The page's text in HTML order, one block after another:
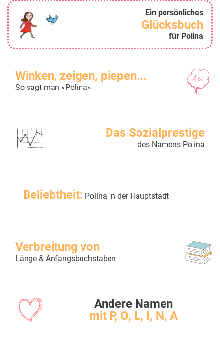
Ein persönliches
Glücksbuch
für Polina
Winken, zeigen, piepen...
So sagt man «Polina»
Das Sozialprestige
des Namens Polina
Beliebtheit: Polina in der Hauptstadt
Verbreitung von
Länge & Anfangsbuchstaben
Andere Namen
mit P, O, L, I, N, A